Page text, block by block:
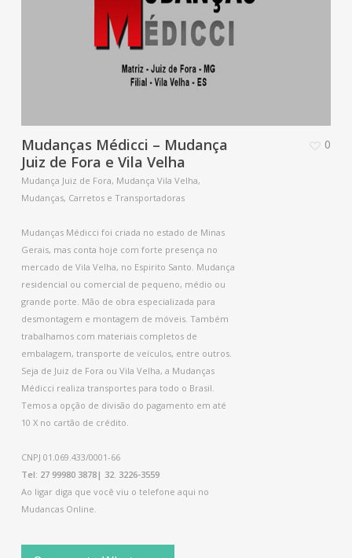
Mudanças Médicci – Mudança
Juiz de Fora e Vila Velha
Mudança Juiz de Fora, Mudança Vila Velha,
Mudanças, Carretos e Transportadoras
Mudanças Médicci foi criada no estado de Minas
Gerais, mas conta hoje com forte presença no
mercado de Vila Velha, no Espirito Santo. Mudança
residencial ou comercial de pequeno, médio ou
grande porte. Mão de obra especializada para
desmontagem e montagem de móveis. Também
trabalhamos com materiais completos de
embalagem, transporte de veículos, entre outros.
Seja de Juiz de Fora ou Vila Velha, a Mudanças
Médicci realiza transportes para todo o Brasil.
Temos a opção de divisão do pagamento em até
10 X no cartão de crédito.
CNPJ 01.069.433/0001-66
Tel: 27 99980 3878| 32. 3226-3559
Ao ligar diga que você viu o telefone aqui no
Mudancas Online.
0